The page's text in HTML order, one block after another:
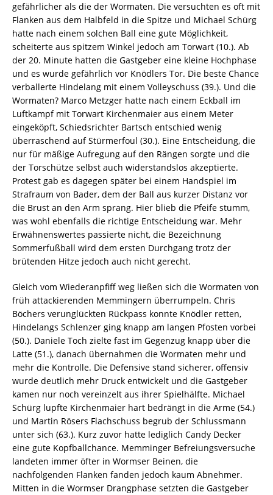
gefährlicher als die der Wormaten. Die versuchten es oft mit
Flanken aus dem Halbfeld in die Spitze und Michael Schürg
hatte nach einem solchen Ball eine gute Möglichkeit,
scheiterte aus spitzem Winkel jedoch am Torwart (10.). Ab
der 20. Minute hatten die Gastgeber eine kleine Hochphase
und es wurde gefährlich vor Knödlers Tor. Die beste Chance
verballerte Hindelang mit einem Volleyschuss (39.). Und die
Wormaten? Marco Metzger hatte nach einem Eckball im
Luftkampf mit Torwart Kirchenmaier aus einem Meter
eingeköpft, Schiedsrichter Bartsch entschied wenig
überraschend auf Stürmerfoul (30.). Eine Entscheidung, die
nur für mäßige Aufregung auf den Rängen sorgte und die
der Torschütze selbst auch widerstandslos akzeptierte.
Protest gab es dagegen später bei einem Handspiel im
Strafraum von Bader, dem der Ball aus kurzer Distanz vor
die Brust an den Arm sprang. Hier blieb die Pfeife stumm,
was wohl ebenfalls die richtige Entscheidung war. Mehr
Erwähnenswertes passierte nicht, die Bezeichnung
Sommerfußball wird dem ersten Durchgang trotz der
brütenden Hitze jedoch auch nicht gerecht.
Gleich vom Wiederanpfiff weg ließen sich die Wormaten von
früh attackierenden Memmingern überrumpeln. Chris
Böchers verunglückten Rückpass konnte Knödler retten,
Hindelangs Schlenzer ging knapp am langen Pfosten vorbei
(50.). Daniele Toch zielte fast im Gegenzug knapp über die
Latte (51.), danach übernahmen die Wormaten mehr und
mehr die Kontrolle. Die Defensive stand sicherer, offensiv
wurde deutlich mehr Druck entwickelt und die Gastgeber
kamen nur noch vereinzelt aus ihrer Spielhälfte. Michael
Schürg lupfte Kirchenmaier hart bedrängt in die Arme (54.)
und Martin Rösers Flachschuss begrub der Schlussmann
unter sich (63.). Kurz zuvor hatte lediglich Candy Decker
eine gute Kopfballchance. Memminger Befreiungsversuche
landeten immer öfter in Wormser Beinen, die
nachfolgenden Flanken fanden jedoch kaum Abnehmer.
Mitten in die Wormser Drangphase setzten die Gastgeber